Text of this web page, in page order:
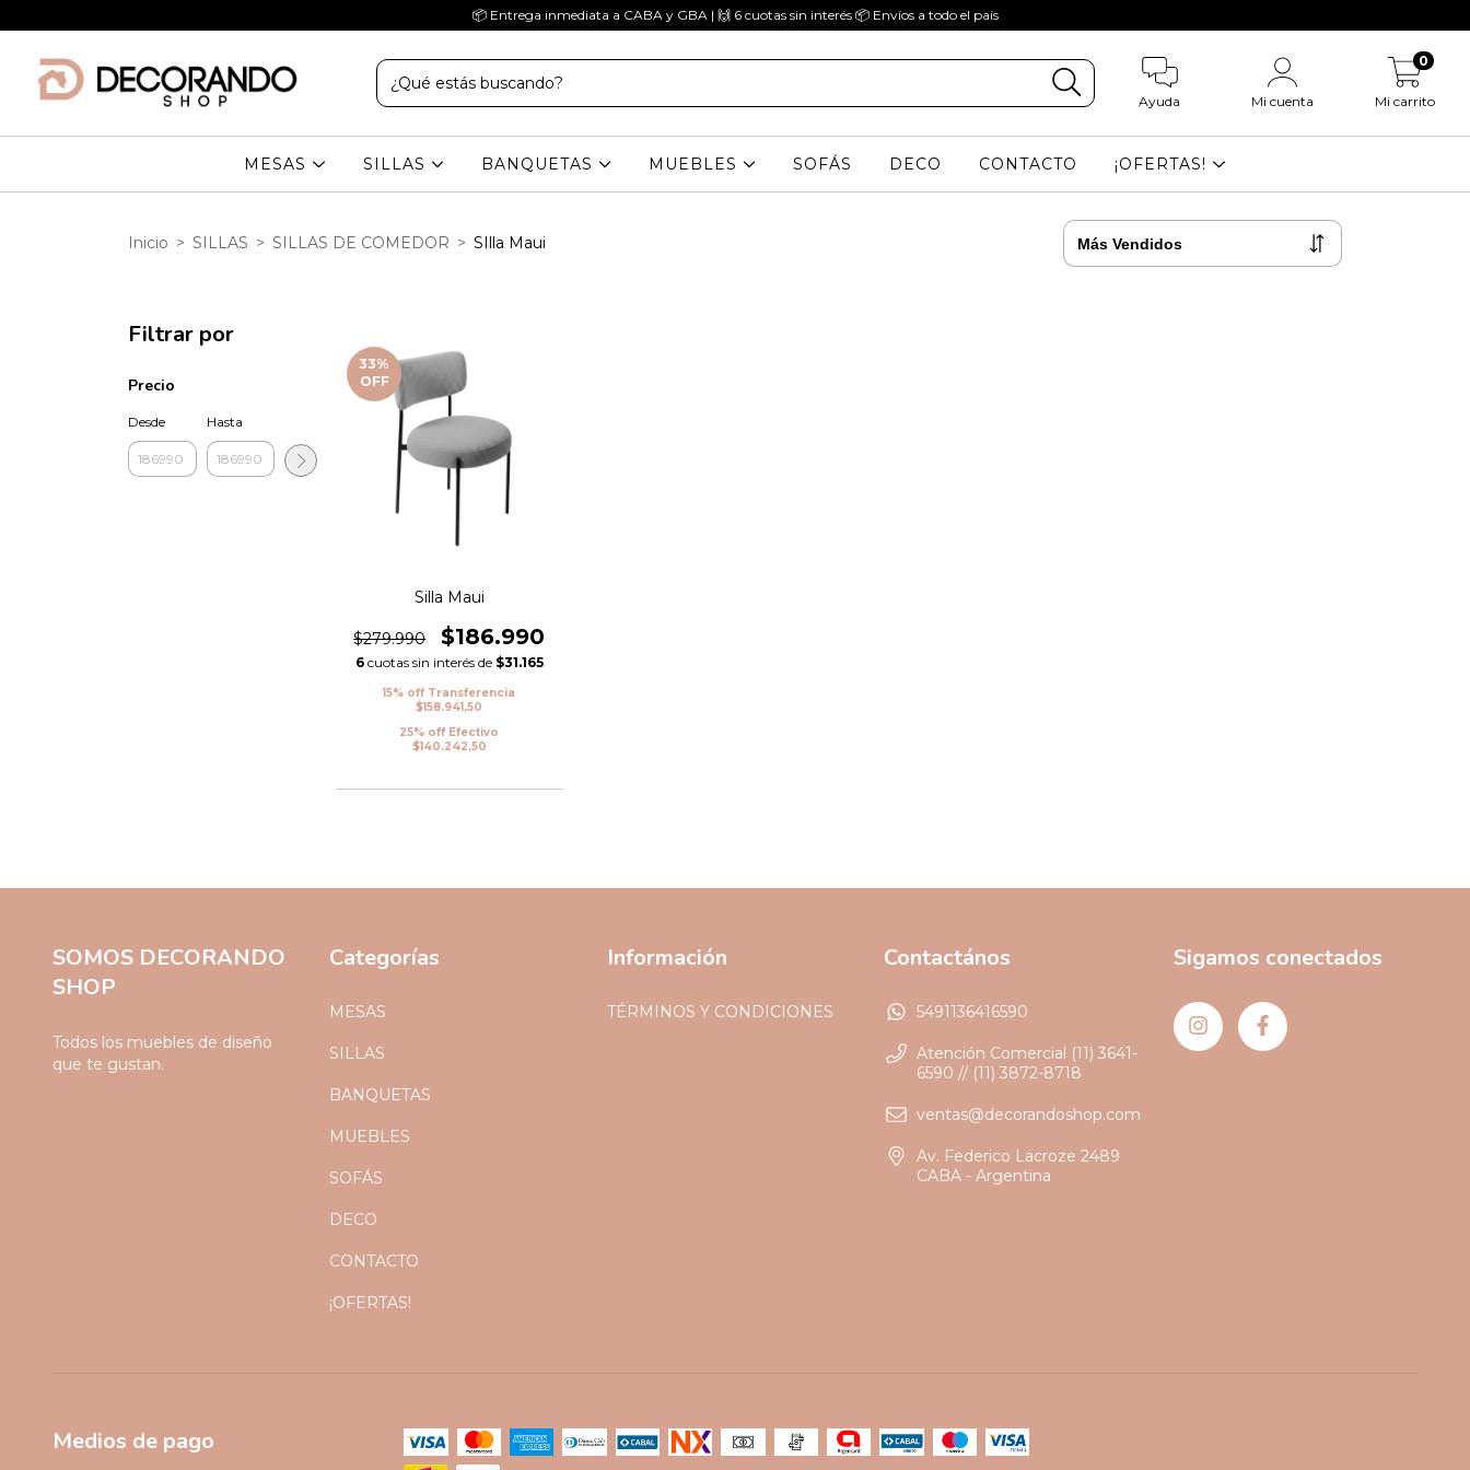
📦 Entrega inmediata a CABA y GBA | 🙌 6 cuotas sin interés 📦 Envíos a todo el país
Ayuda Mi cuenta Mi carrito
0
MESAS SILLAS BANQUETAS MUEBLES SOFÁS DECO CONTACTO ¡OFERTAS!
Inicio > SILLAS > SILLAS DE COMEDOR > SIlla Maui
Filtrar por
Precio
Desde Hasta
33%
OFF
Silla Maui
$279.990 $186.990
6 cuotas sin interés de $31.165
15% off Transferencia
$158.941,50
25% off Efectivo
$140.242,50
SOMOS DECORANDO
SHOP
Todos los muebles de diseño
que te gustan.
Categorías
MESAS
SILLAS
BANQUETAS
MUEBLES
SOFÁS
DECO
CONTACTO
¡OFERTAS!
Información
TÉRMINOS Y CONDICIONES
Contactános
5491136416590
Atención Comercial (11) 3641-
6590 // (11) 3872-8718
ventas@decorandoshop.com
Av. Federico Lacroze 2489
CABA - Argentina
Sigamos conectados
Medios de pago